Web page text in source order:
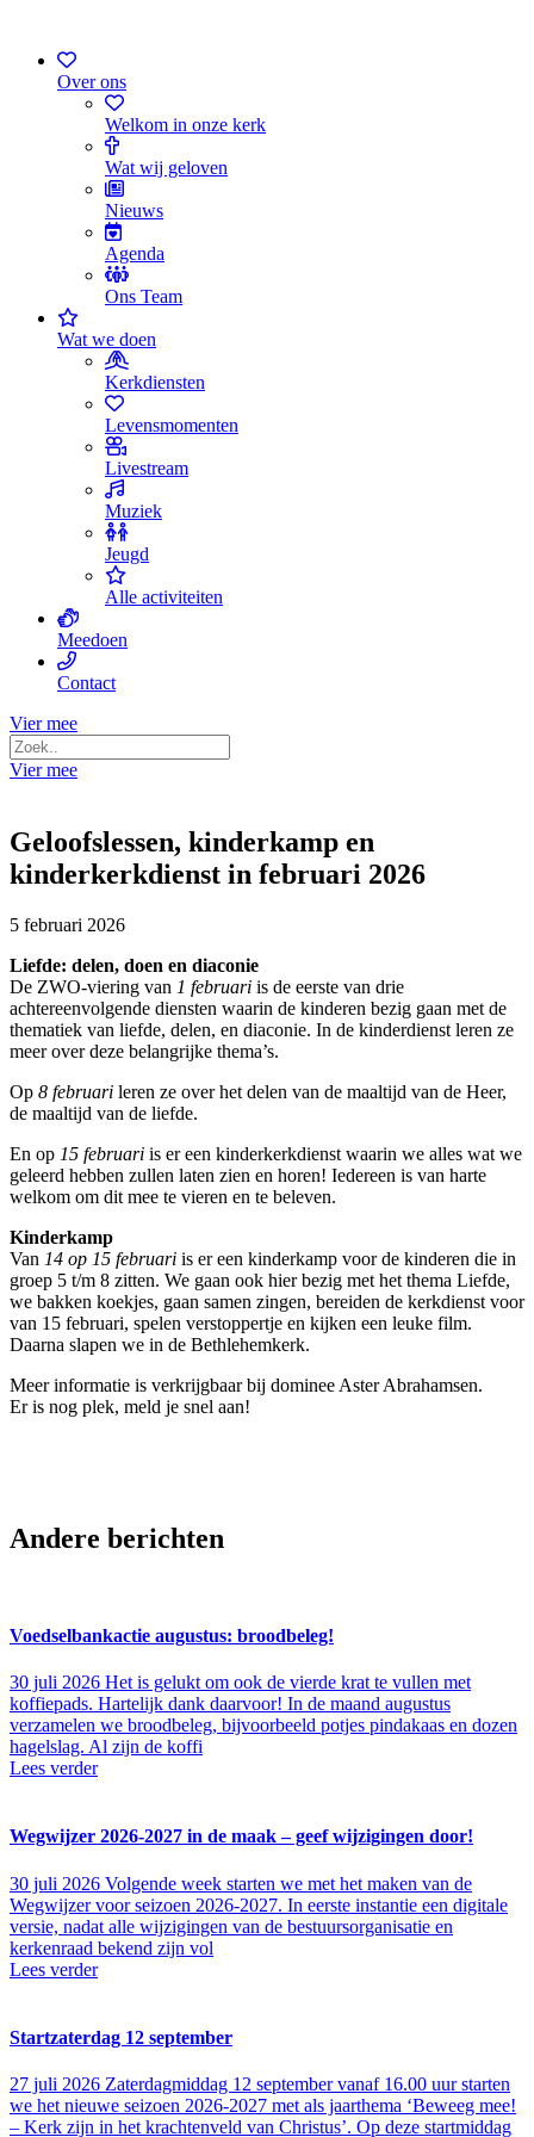
Over ons
Welkom in onze kerk
Wat wij geloven
Nieuws
Agenda
Ons Team
Wat we doen
Kerkdiensten
Levensmomenten
Livestream
Muziek
Jeugd
Alle activiteiten
Meedoen
Contact
Vier mee
Vier mee
Geloofslessen, kinderkamp en
kinderkerkdienst in februari 2026
5 februari 2026
Liefde: delen, doen en diaconie
De ZWO-viering van 1 februari is de eerste van drie
achtereenvolgende diensten waarin de kinderen bezig gaan met de
thematiek van liefde, delen, en diaconie. In de kinderdienst leren ze
meer over deze belangrijke thema’s.
Op 8 februari leren ze over het delen van de maaltijd van de Heer,
de maaltijd van de liefde.
En op 15 februari is er een kinderkerkdienst waarin we alles wat we
geleerd hebben zullen laten zien en horen! Iedereen is van harte
welkom om dit mee te vieren en te beleven.
Kinderkamp
Van 14 op 15 februari is er een kinderkamp voor de kinderen die in
groep 5 t/m 8 zitten. We gaan ook hier bezig met het thema Liefde,
we bakken koekjes, gaan samen zingen, bereiden de kerkdienst voor
van 15 februari, spelen verstoppertje en kijken een leuke film.
Daarna slapen we in de Bethlehemkerk.
Meer informatie is verkrijgbaar bij dominee Aster Abrahamsen.
Er is nog plek, meld je snel aan!
Andere berichten
Voedselbankactie augustus: broodbeleg!
30 juli 2026 Het is gelukt om ook de vierde krat te vullen met
koffiepads. Hartelijk dank daarvoor! In de maand augustus
verzamelen we broodbeleg, bijvoorbeeld potjes pindakaas en dozen
hagelslag. Al zijn de koffi
Lees verder
Wegwijzer 2026-2027 in de maak – geef wijzigingen door!
30 juli 2026 Volgende week starten we met het maken van de
Wegwijzer voor seizoen 2026-2027. In eerste instantie een digitale
versie, nadat alle wijzigingen van de bestuursorganisatie en
kerkenraad bekend zijn vol
Lees verder
Startzaterdag 12 september
27 juli 2026 Zaterdagmiddag 12 september vanaf 16.00 uur starten
we het nieuwe seizoen 2026-2027 met als jaarthema ‘Beweeg mee!
– Kerk zijn in het krachtenveld van Christus’. Op deze startmiddag